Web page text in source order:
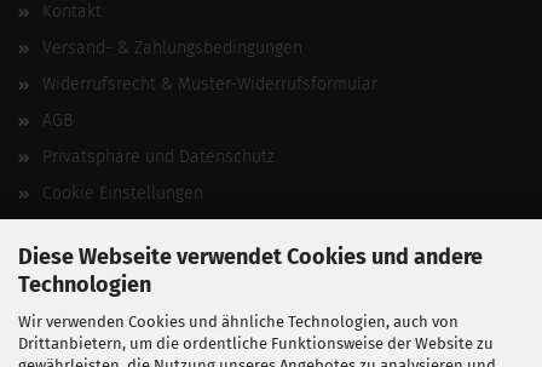
Diese Webseite verwendet Cookies und andere
Technologien
Wir verwenden Cookies und ähnliche Technologien, auch von
Drittanbietern, um die ordentliche Funktionsweise der Website zu
Kontakt
Versand- & Zahlungsbedingungen
Widerrufsrecht & Muster-Widerrufsformular
AGB
Privatsphäre und Datenschutz
Cookie Einstellungen
Vertrag widerrufen